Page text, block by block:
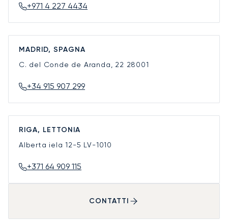
+971 4 227 4434
MADRID, SPAGNA
C. del Conde de Aranda, 22 28001
+34 915 907 299
RIGA, LETTONIA
Alberta iela 12-5 LV-1010
+371 64 909 115
CONTATTI